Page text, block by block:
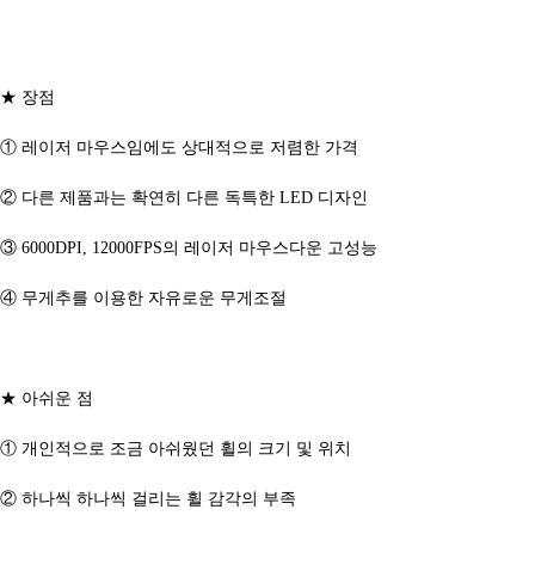
★ 장점
① 레이저 마우스임에도 상대적으로 저렴한 가격
② 다른 제품과는 확연히 다른 독특한 LED 디자인
③ 6000DPI, 12000FPS의 레이저 마우스다운 고성능
④ 무게추를 이용한 자유로운 무게조절
★ 아쉬운 점
① 개인적으로 조금 아쉬웠던 휠의 크기 및 위치
② 하나씩 하나씩 걸리는 휠 감각의 부족